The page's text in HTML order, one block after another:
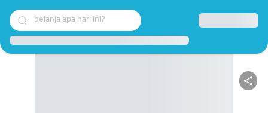
belanja apa hari ini?